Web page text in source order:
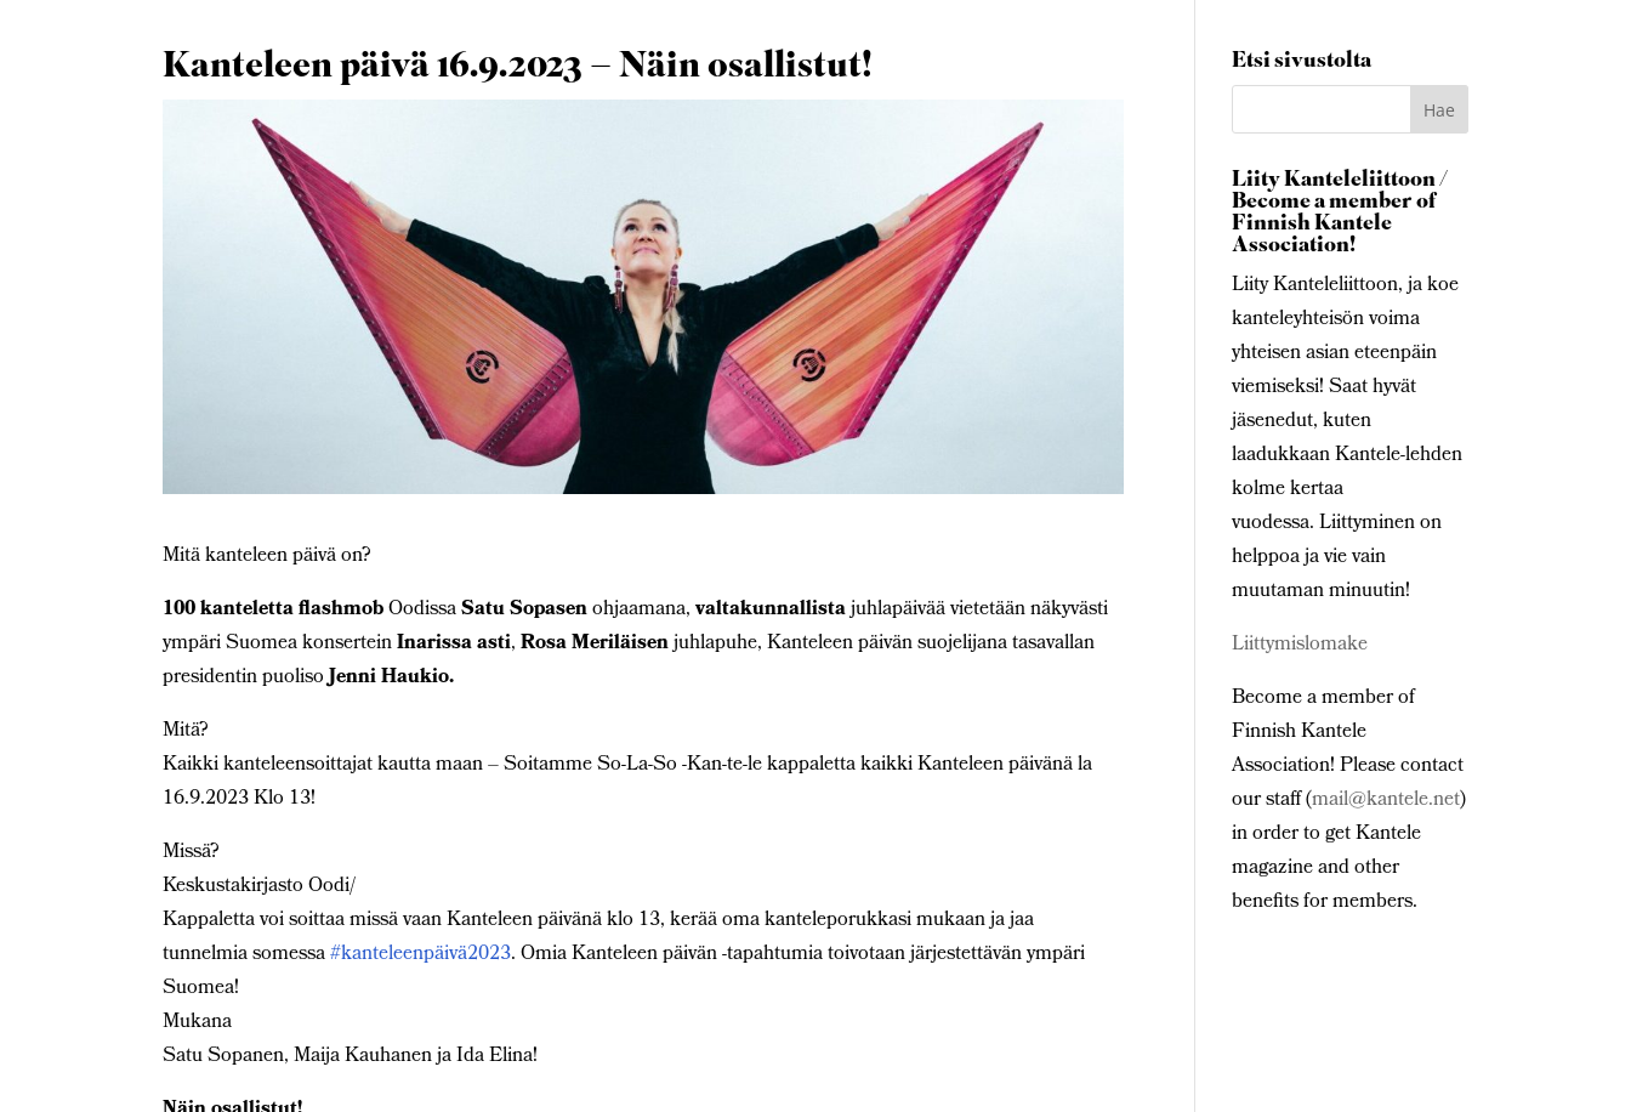
Kanteleen päivä 16.9.2023 – Näin osallistut!
Mitä kanteleen päivä on?
100 kanteletta flashmobOodissaSatu Sopasenohjaamana,valtakunnallistajuhlapäivää vietetään näkyvästi
ympäri Suomea konserteinInarissa asti,Rosa Meriläisenjuhlapuhe, Kanteleen päivän suojelijana tasavallan
presidentin puolisoJenni Haukio.
Mitä?
Kaikki kanteleensoittajat kautta maan – Soitamme So-La-So -Kan-te-le kappaletta kaikki Kanteleen päivänä la
16.9.2023 Klo 13!
Missä?
Keskustakirjasto Oodi/
Kappaletta voi soittaa missä vaan Kanteleen päivänä klo 13, kerää oma kanteleporukkasi mukaan ja jaa
tunnelmia somessa#kanteleenpäivä2023. Omia Kanteleen päivän -tapahtumia toivotaan järjestettävän ympäri
Suomea!
Mukana
Satu Sopanen, Maija Kauhanen ja Ida Elina!
Etsi sivustolta
Liity Kanteleliittoon /
Become a member of
Finnish Kantele
Association!
Liity Kanteleliittoon, ja koe
kanteleyhteisön voima
yhteisen asian eteenpäin
viemiseksi! Saat hyvät
jäsenedut, kuten
laadukkaan Kantele-lehden
kolme kertaa
vuodessa. Liittyminen on
helppoa ja vie vain
muutaman minuutin!
Liittymislomake
Become a member of
Finnish Kantele
Association! Please contact
our staff (mail@kantele.net)
in order to get Kantele
magazine and other
benefits for members.